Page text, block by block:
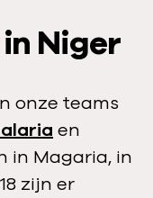
Niger
onze teams
en
in Magaria, in
zijn er